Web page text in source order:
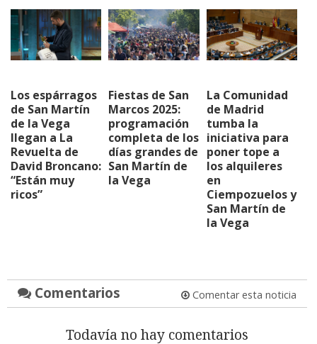
Los espárragos
de San Martín
de la Vega
llegan a La
Revuelta de
David Broncano:
“Están muy
ricos”
Fiestas de San
Marcos 2025:
programación
completa de los
días grandes de
San Martín de
la Vega
La Comunidad
de Madrid
tumba la
iniciativa para
poner tope a
los alquileres
en
Ciempozuelos y
San Martín de
la Vega
Comentarios Comentar esta noticia
Todavía no hay comentarios